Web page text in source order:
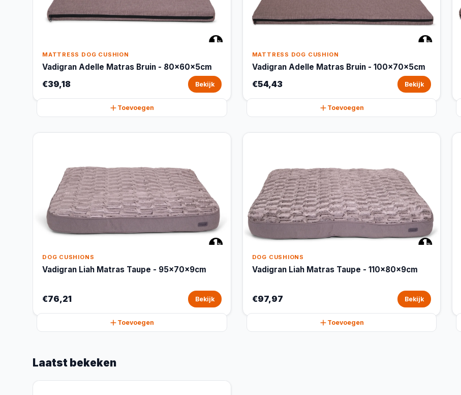
MATTRESS DOG CUSHION
Vadigran Adelle Matras Bruin - 80x60x5cm
€39,18 Bekijk
Toevoegen
MATTRESS DOG CUSHION
Vadigran Adelle Matras Bruin - 100x70x5cm
€54,43 Bekijk
Toevoegen
DOG CUSHIONS
Vadigran Liah Matras Taupe - 95x70x9cm
€76,21 Bekijk
Toevoegen
DOG CUSHIONS
Vadigran Liah Matras Taupe - 110x80x9cm
€97,97 Bekijk
Toevoegen
Laatst bekeken